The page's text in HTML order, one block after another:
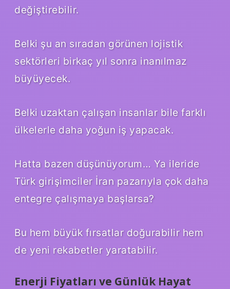
değiştirebilir.
Belki şu an sıradan görünen lojistik
sektörleri birkaç yıl sonra inanılmaz
büyüyecek.
Belki uzaktan çalışan insanlar bile farklı
ülkelerle daha yoğun iş yapacak.
Hatta bazen düşünüyorum… Ya ileride
Türk girişimciler İran pazarıyla çok daha
entegre çalışmaya başlarsa?
Bu hem büyük fırsatlar doğurabilir hem
de yeni rekabetler yaratabilir.
Enerji Fiyatları ve Günlük Hayat